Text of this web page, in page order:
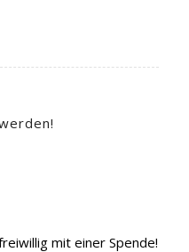
mit einer Spende!